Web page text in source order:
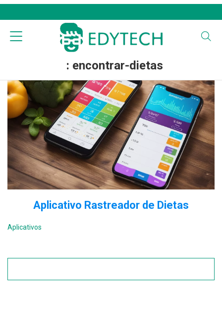
: encontrar-dietas
Aplicativo Rastreador de Dietas
Aplicativos